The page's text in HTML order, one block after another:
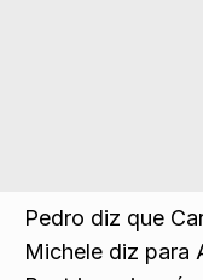
Pedro diz que